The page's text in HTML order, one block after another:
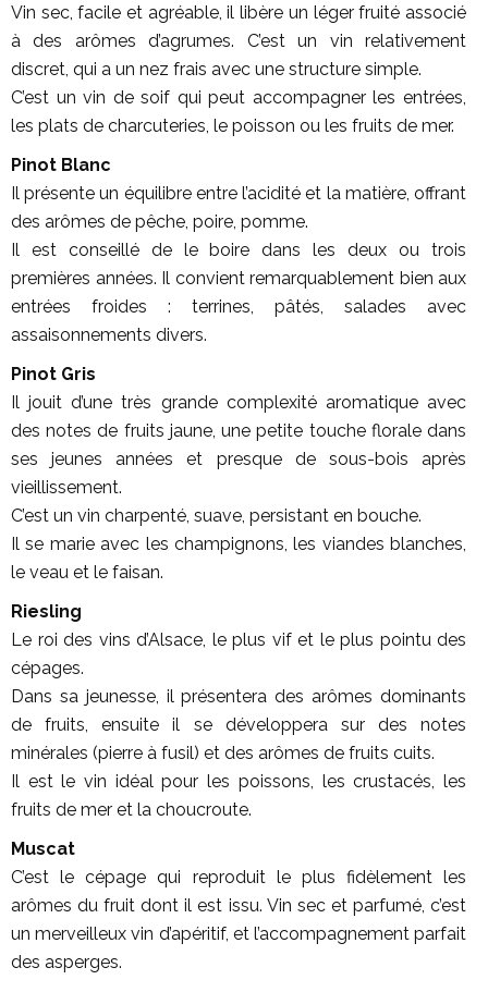
Vin sec, facile et agréable, il libère un léger fruité associé
à des arômes d’agrumes. C’est un vin relativement
discret, qui a un nez frais avec une structure simple.
C’est un vin de soif qui peut accompagner les entrées,
les plats de charcuteries, le poisson ou les fruits de mer.
Pinot Blanc
Il présente un équilibre entre l’acidité et la matière, offrant
des arômes de pêche, poire, pomme.
Il est conseillé de le boire dans les deux ou trois
premières années. Il convient remarquablement bien aux
entrées froides : terrines, pâtés, salades avec
assaisonnements divers.
Pinot Gris
Il jouit d’une très grande complexité aromatique avec
des notes de fruits jaune, une petite touche florale dans
ses jeunes années et presque de sous-bois après
vieillissement.
C’est un vin charpenté, suave, persistant en bouche.
Il se marie avec les champignons, les viandes blanches,
le veau et le faisan.
Riesling
Le roi des vins d’Alsace, le plus vif et le plus pointu des
cépages.
Dans sa jeunesse, il présentera des arômes dominants
de fruits, ensuite il se développera sur des notes
minérales (pierre à fusil) et des arômes de fruits cuits.
Il est le vin idéal pour les poissons, les crustacés, les
fruits de mer et la choucroute.
Muscat
C’est le cépage qui reproduit le plus fidèlement les
arômes du fruit dont il est issu. Vin sec et parfumé, c’est
un merveilleux vin d’apéritif, et l’accompagnement parfait
des asperges.